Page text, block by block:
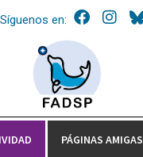
Síguenos en:
PÁGINAS AMIGAS